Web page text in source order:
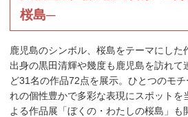
桜島─
鹿児島のシンボル、桜島をテーマにし
出身の黒田清輝や幾度も鹿児島を訪れて
ど31名の作品72点を展示。ひとつのモ
れの個性豊かで多彩な表現にスポットを
よる作品展「ぼくの・わたしの桜島」